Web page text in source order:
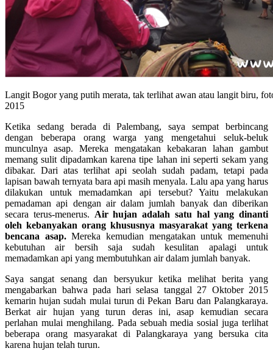
Langit Bogor yang putih merata, tak terlihat awan atau langit biru,
2015
Ketika sedang berada di Palembang, saya sempat berbincang
dengan beberapa orang warga yang mengetahui seluk-beluk
munculnya asap. Mereka mengatakan kebakaran lahan gambut
memang sulit dipadamkan karena tipe lahan ini seperti sekam yang
dibakar. Dari atas terlihat api seolah sudah padam, tetapi pada
lapisan bawah ternyata bara api masih menyala. Lalu apa yang harus
dilakukan untuk memadamkan api tersebut? Yaitu melakukan
pemadaman api dengan air dalam jumlah banyak dan diberikan
secara terus-menerus. Air hujan adalah satu hal yang dinanti
oleh kebanyakan orang khususnya masyarakat yang terkena
bencana asap.Mereka kemudian mengatakan untuk memenuhi
kebutuhan air bersih saja sudah kesulitan apalagi untuk
memadamkan api yang membutuhkan air dalam jumlah banyak.
Saya sangat senang dan bersyukur ketika melihat berita yang
mengabarkan bahwa pada hari selasa tanggal 27 Oktober 2015
kemarin hujan sudah mulai turun di Pekan Baru dan Palangkaraya.
Berkat air hujan yang turun deras ini, asap kemudian secara
perlahan mulai menghilang. Pada sebuah media sosial juga terlihat
beberapa orang masyarakat di Palangkaraya yang bersuka cita
karena hujan telah turun.